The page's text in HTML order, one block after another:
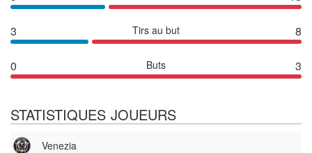
3 Tirs au but 8
0 Buts 3
STATISTIQUES JOUEURS
Venezia